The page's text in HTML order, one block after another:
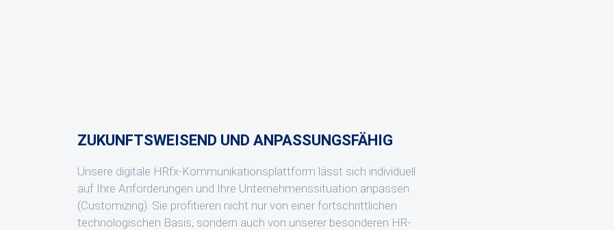
ZUKUNFTSWEISEND UND ANPASSUNGSFÄHIG
Unsere digitale HRfx-Kommunikationsplattform lässt sich individuell
auf Ihre Anforderungen und Ihre Unternehmenssituation anpassen
(Customizing). Sie profitieren nicht nur von einer fortschrittlichen
technologischen Basis, sondern auch von unserer besonderen HR-